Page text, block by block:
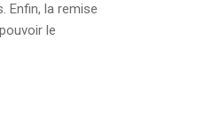
Enfin, la remise
le